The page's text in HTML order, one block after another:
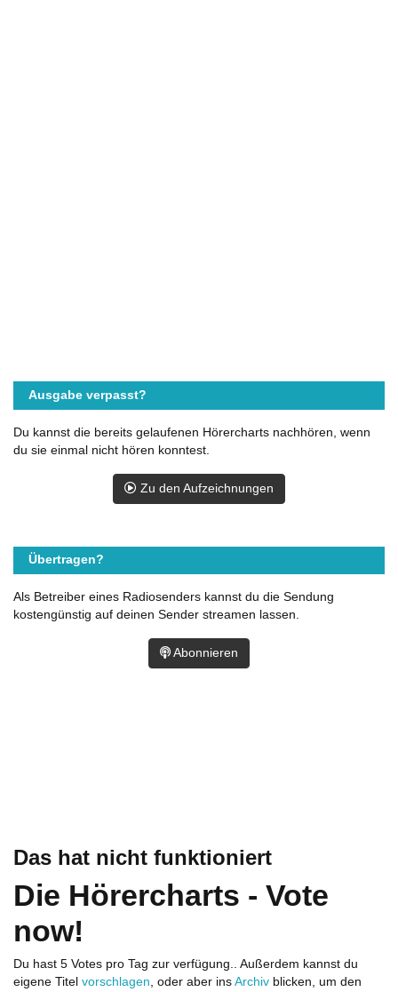
Das hat nicht funktioniert
Die Hörercharts - Vote
now!
Du hast 5 Votes pro Tag zur verfügung.. Außerdem kannst du
eigene Titel vorschlagen, oder aber ins Archiv blicken, um den
Ausgabe verpasst?
Du kannst die bereits gelaufenen Hörercharts nachhören, wenn
du sie einmal nicht hören konntest.
Zu den Aufzeichnungen
Übertragen?
Als Betreiber eines Radiosenders kannst du die Sendung
kostengünstig auf deinen Sender streamen lassen.
Abonnieren